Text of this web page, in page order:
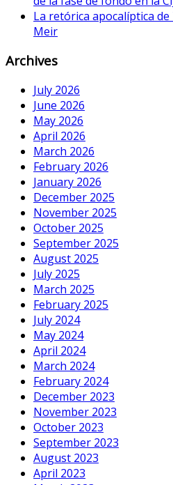
La retórica apocalíptica
Meir
Archives
July 2026
June 2026
May 2026
April 2026
March 2026
February 2026
January 2026
December 2025
November 2025
October 2025
September 2025
August 2025
July 2025
March 2025
February 2025
July 2024
May 2024
April 2024
March 2024
February 2024
December 2023
November 2023
October 2023
September 2023
August 2023
April 2023